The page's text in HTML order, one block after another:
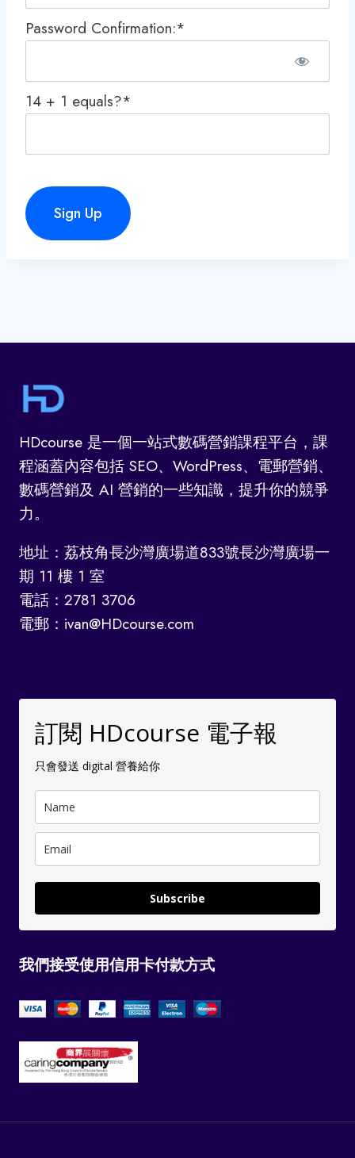
Password Confirmation:*
14 + 1 equals?*
No val
HDcourse 是一個一站式數碼營銷課程平台，課
程涵蓋內容包括 SEO、WordPress、電郵營銷、
數碼營銷及 AI 營銷的一些知識，提升你的競爭
力。
地址：荔枝角長沙灣廣場道833號長沙灣廣場一
期 11 樓 1 室
電話：2781 3706
電郵：ivan@HDcourse.com
訂閱 HDcourse 電子報
只會發送 digital 營養給你
Subscribe
我們接受使用信用卡付款方式